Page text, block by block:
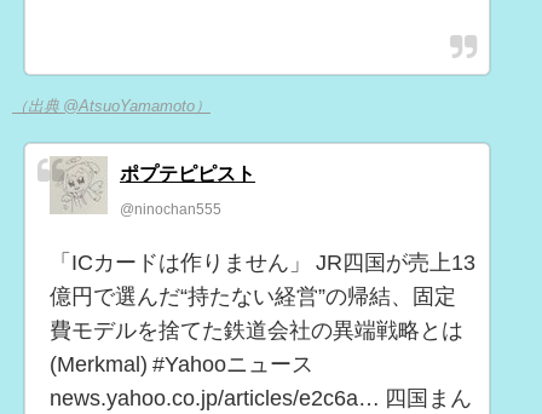
（出典 @AtsuoYamamoto）
ポプテピピスト
@ninochan555
「ICカードは作りません」 JR四国が売上13
億円で選んだ“持たない経営”の帰結、固定
費モデルを捨てた鉄道会社の異端戦略とは
(Merkmal) #Yahooニュース
news.yahoo.co.jp/articles/e2c6a… 四国まん